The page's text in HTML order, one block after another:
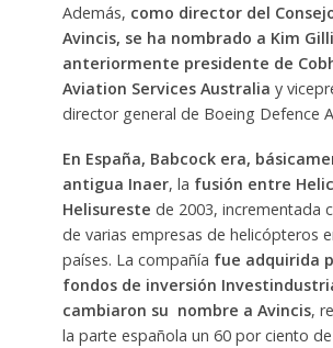
Además, como director del
Avincis, se ha nombrado a Kim
anteriormente presidente de
Aviation Services Australia y
director general de Boeing Defence
En España, Babcock era,
antigua Inaer, la fusión entre
Helisureste de 2003, incrementada
de varias empresas de helicópteros
países. La compañía fue adquirida
fondos de inversión
cambiaron su nombre a Avincis,
la parte española un 60 por ciento